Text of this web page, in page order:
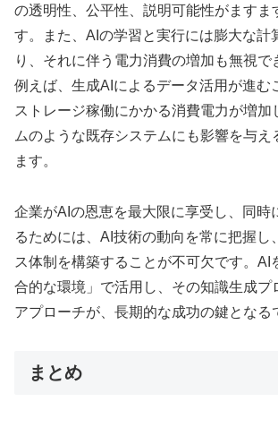
の透明性、公平性、説明可能性がますま
す。また、AIの学習と実行には膨大な計
り、それに伴う電力消費の増加も無視で
例えば、生成AIによるデータ活用が進む
ストレージ稼働にかかる消費電力が増加
ムのような既存システムにも影響を与え
ます。
企業がAIの恩恵を最大限に享受し、同時
るためには、AI技術の動向を常に把握し
ス体制を構築することが不可欠です。AI
合的な環境」で活用し、その知識生成プ
アプローチが、長期的な成功の鍵となる
まとめ